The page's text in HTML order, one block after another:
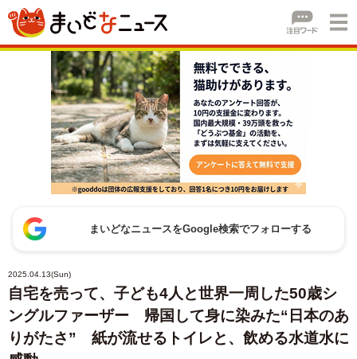
まいどなニュースをGoogle検索でフォローする
2025.04.13(Sun)
自宅を売って、子ども4人と世界一周した50歳シ
ングルファーザー 帰国して身に染みた“日本のあ
りがたさ” 紙が流せるトイレと、飲める水道水に